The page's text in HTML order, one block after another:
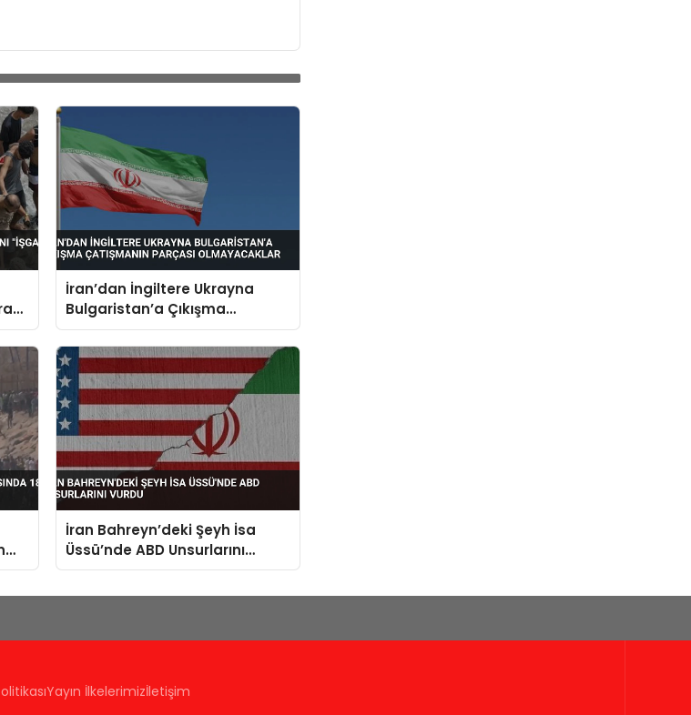
İran’dan İngiltere Ukrayna
Bulgaristan’a Çıkışma
Çatışmanın Parçası
Olmayacaklar
İran Bahreyn’deki Şeyh İsa
Üssü’nde ABD Unsurlarını
Vurdu
Yayın İlkelerimizİletişim